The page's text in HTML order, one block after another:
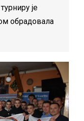
је
обрадовала